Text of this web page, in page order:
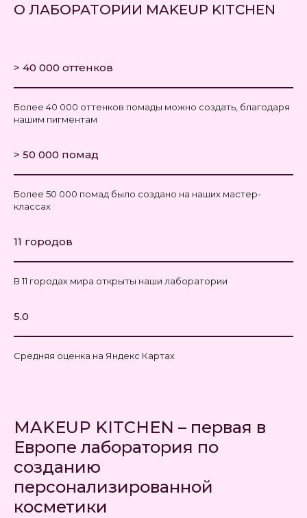
О ЛАБОРАТОРИИ MAKEUP KITCHEN
> 40 000 оттенков
Более 40 000 оттенков помады можно создать, благодаря
нашим пигментам
> 50 000 помад
Более 50 000 помад было создано на наших мастер-
классах
11 городов
В 11 городах мира открыты наши лаборатории
5.0
Средняя оценка на Яндекс Картах
MAKEUP KITCHEN – первая в
Европе лаборатория по
созданию
персонализированной
косметики